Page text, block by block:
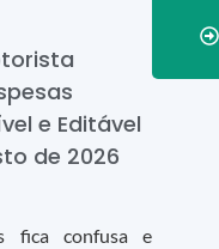
e Editável
de 2026
fica confusa e